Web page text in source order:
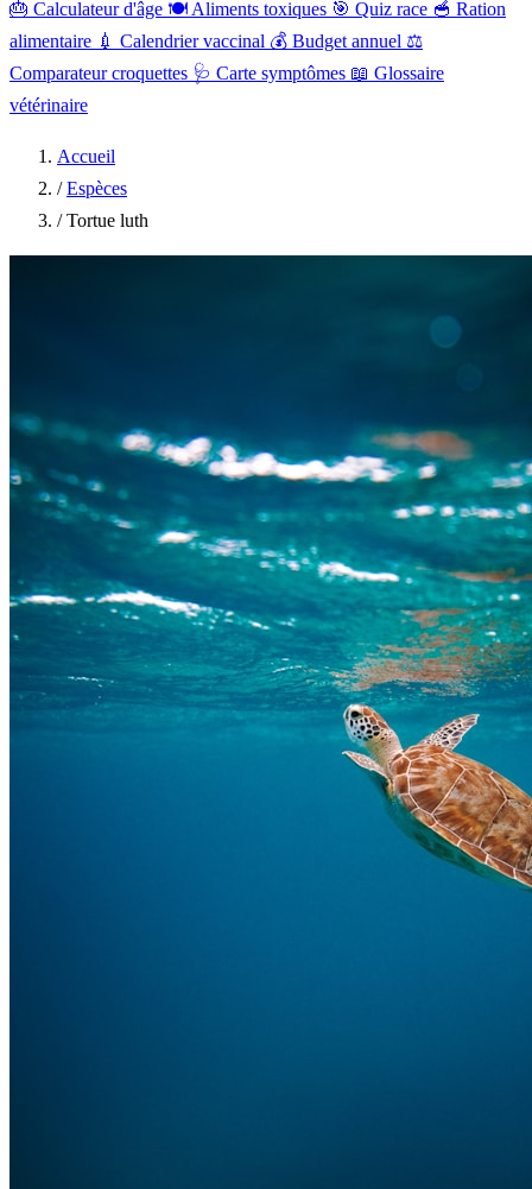
🎂 Calculateur d'âge 🍽️ Aliments toxiques 🎯 Quiz race 🥣 Ration
alimentaire 💉 Calendrier vaccinal 💰 Budget annuel ⚖️
Comparateur croquettes 🩺 Carte symptômes 📖 Glossaire
vétérinaire
Accueil
/ Espèces
/ Tortue luth